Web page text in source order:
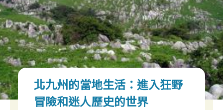
北九州的當地生活：進入狂野
冒險和迷人歷史的世界